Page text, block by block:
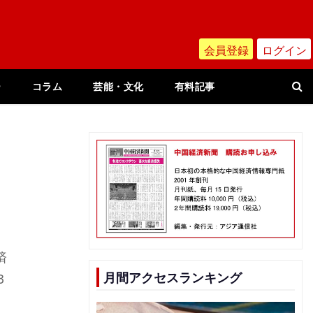
会員登録 ログイン
コラム 芸能・文化 有料記事
月間アクセスランキング